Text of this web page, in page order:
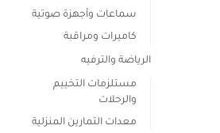
سماعات وأجهزة صوتية
كاميرات ومراقبة
الرياضة والترفيه
مستلزمات التخييم
والرحلات
معدات التمارين المنزلية